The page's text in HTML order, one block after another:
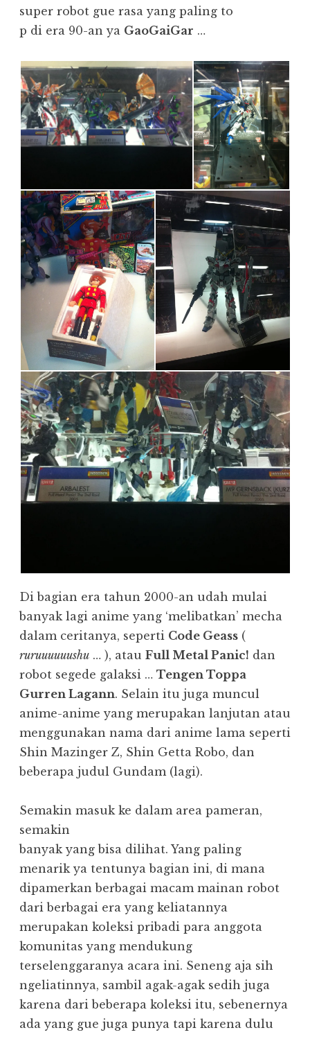
super robot gue rasa yang paling to
p di era 90-an ya GaoGaiGar …
Di bagian era tahun 2000-an udah mulai
banyak lagi anime yang ‘melibatkan’ mecha
dalam ceritanya, seperti Code Geass (
ruruuuuuushu … ), atau Full Metal Panic! dan
robot segede galaksi … Tengen Toppa
Gurren Lagann. Selain itu juga muncul
anime-anime yang merupakan lanjutan atau
menggunakan nama dari anime lama seperti
Shin Mazinger Z, Shin Getta Robo, dan
beberapa judul Gundam (lagi).
Semakin masuk ke dalam area pameran,
semakin
banyak yang bisa dilihat. Yang paling
menarik ya tentunya bagian ini, di mana
dipamerkan berbagai macam mainan robot
dari berbagai era yang keliatannya
merupakan koleksi pribadi para anggota
komunitas yang mendukung
terselenggaranya acara ini. Seneng aja sih
ngeliatinnya, sambil agak-agak sedih juga
karena dari beberapa koleksi itu, sebenernya
ada yang gue juga punya tapi karena dulu